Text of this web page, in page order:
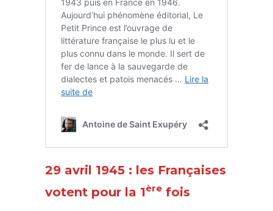
29 avril 1945 : les Françaises
votent pour la 1ère fois